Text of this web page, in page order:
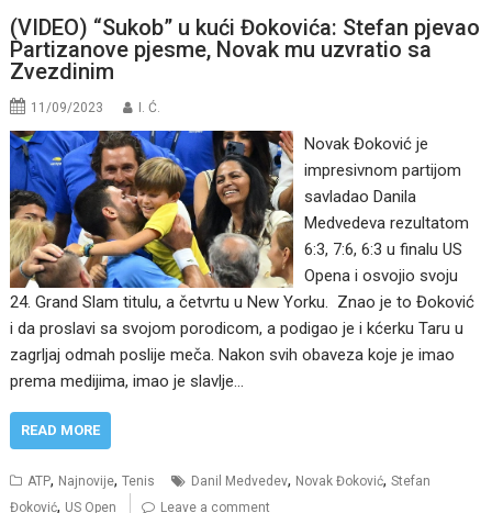
(VIDEO) “Sukob” u kući Đokovića: Stefan pjevao
Partizanove pjesme, Novak mu uzvratio sa
Zvezdinim
11/09/2023 I. Ć.
Novak Đoković je
impresivnom partijom
savladao Danila
Medvedeva rezultatom
6:3, 7:6, 6:3 u finalu US
Opena i osvojio svoju
24. Grand Slam titulu, a četvrtu u New Yorku. Znao je to Đoković
i da proslavi sa svojom porodicom, a podigao je i kćerku Taru u
zagrljaj odmah poslije meča. Nakon svih obaveza koje je imao
prema medijima, imao je slavlje…
READ MORE
ATP, Najnovije,Tenis Danil Medvedev, Novak Đoković,Stefan
Đoković, US Open Leave a comment